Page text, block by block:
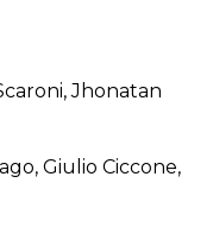
Jhonatan
Giulio Ciccone,